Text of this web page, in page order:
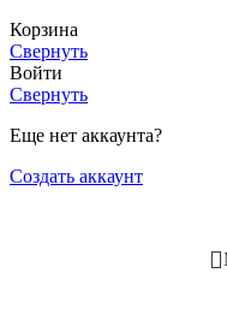
Корзина
Свернуть
Войти
Свернуть
Еще нет аккаунта?
Создать аккаунт